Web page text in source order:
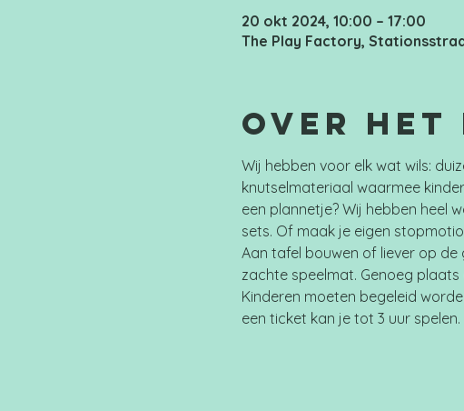
20 okt 2024, 10:00 – 17:00
The Play Factory,
Over het
Wij hebben voor elk wat wils:
knutselmateriaal waarmee
een plannetje? Wij hebben heel
sets. Of maak je eigen
Aan tafel bouwen of liever op de
zachte speelmat. Genoeg
Kinderen moeten begeleid
een ticket kan je tot 3 uur spelen.